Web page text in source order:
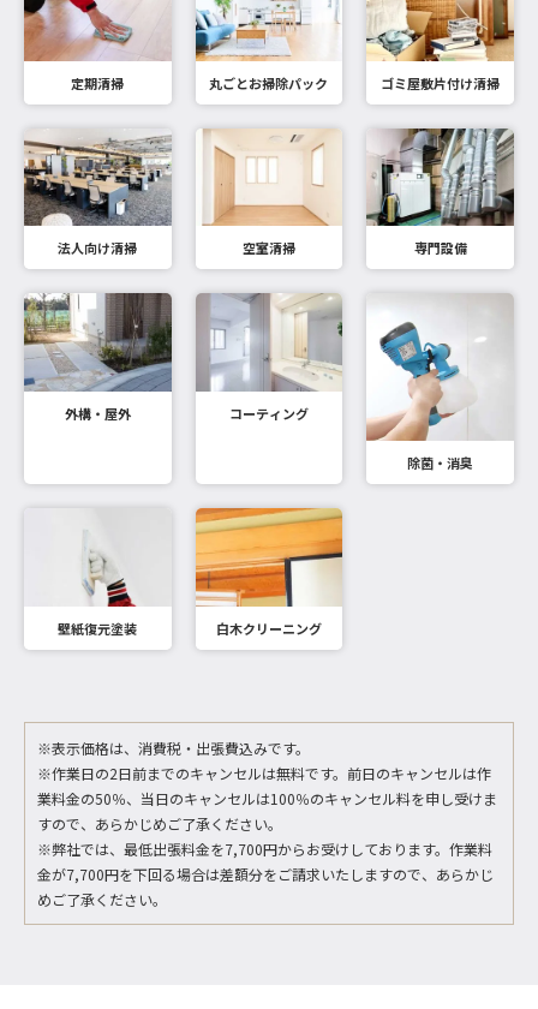
定期清掃 丸ごとお掃除パック ゴミ屋敷片付け清掃
法人向け清掃 空室清掃 専門設備
外構・屋外 コーティング
除菌・消臭
壁紙復元塗装 白木クリーニング
※表示価格は、消費税・出張費込みです。
※作業日の2日前までのキャンセルは無料です。前日のキャンセルは作
業料金の50％、当日のキャンセルは100％のキャンセル料を申し受けま
すので、あらかじめご了承ください。
※弊社では、最低出張料金を7,700円からお受けしております。作業料
金が7,700円を下回る場合は差額分をご請求いたしますので、あらかじ
めご了承ください。